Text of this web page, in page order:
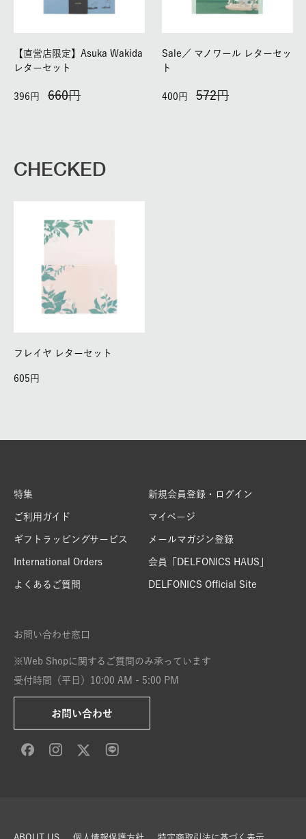
【直営店限定】Asuka Wakida
レターセット
660
396
Sale／ マノワール レターセッ
ト
572
400
CHECKED
フレイヤ レターセット
605
特集
ご利用ガイド
ギフトラッピングサービス
International Orders
よくあるご質問
新規会員登録・ログイン
マイページ
メールマガジン登録
会員「DELFONICS HAUS」
DELFONICS Official Site
お問い合わせ窓口
※Web Shopに関するご質問のみ承っています
受付時間（平日）10:00 AM - 5:00 PM
お問い合わせ